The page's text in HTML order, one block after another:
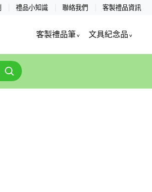
禮品小知識 聯絡我們 客製禮品資訊
客製禮品筆 文具紀念品